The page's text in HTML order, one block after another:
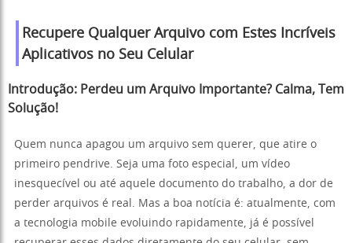
Recupere Qualquer Arquivo com Estes Incríveis
Aplicativos no Seu Celular
Introdução: Perdeu um Arquivo Importante? Calma, Tem
Solução!
Quem nunca apagou um arquivo sem querer, que atire o
primeiro pendrive. Seja uma foto especial, um vídeo
inesquecível ou até aquele documento do trabalho, a dor de
perder arquivos é real. Mas a boa notícia é: atualmente, com
a tecnologia mobile evoluindo rapidamente, já é possível